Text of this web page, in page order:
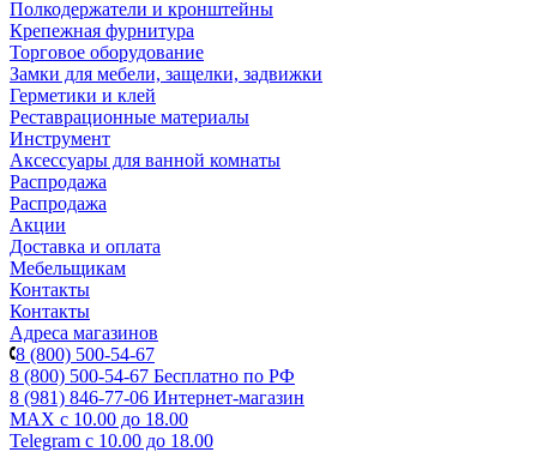
Полкодержатели и кронштейны
Крепежная фурнитура
Торговое оборудование
Замки для мебели, защелки, задвижки
Герметики и клей
Реставрационные материалы
Инструмент
Аксессуары для ванной комнаты
Распродажа
Распродажа
Акции
Доставка и оплата
Мебельщикам
Контакты
Контакты
Адреса магазинов
8 (800) 500-54-67
8 (800) 500-54-67 Бесплатно по РФ
8 (981) 846-77-06 Интернет-магазин
MAX с 10.00 до 18.00
Telegram с 10.00 до 18.00